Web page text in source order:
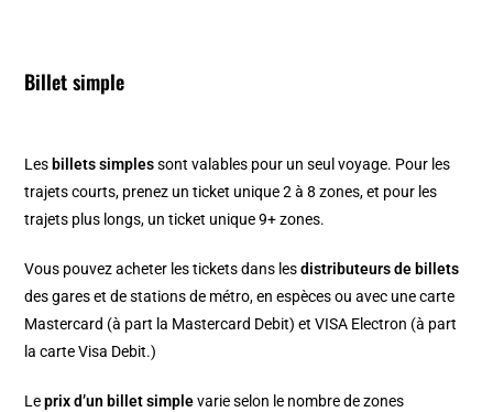
Billet simple
Les billets simplessont valables pour un seul voyage. Pour les
trajets courts, prenez un ticket unique 2 à 8 zones, et pour les
trajets plus longs, un ticket unique 9+ zones.
Vous pouvez acheter les tickets dans lesdistributeurs de billets
des gares et de stations de métro, en espèces ou avec une carte
Mastercard (à part la Mastercard Debit) et VISA Electron (à part
la carte Visa Debit.)
Leprix d’un billet simplevarie selon le nombre de zones